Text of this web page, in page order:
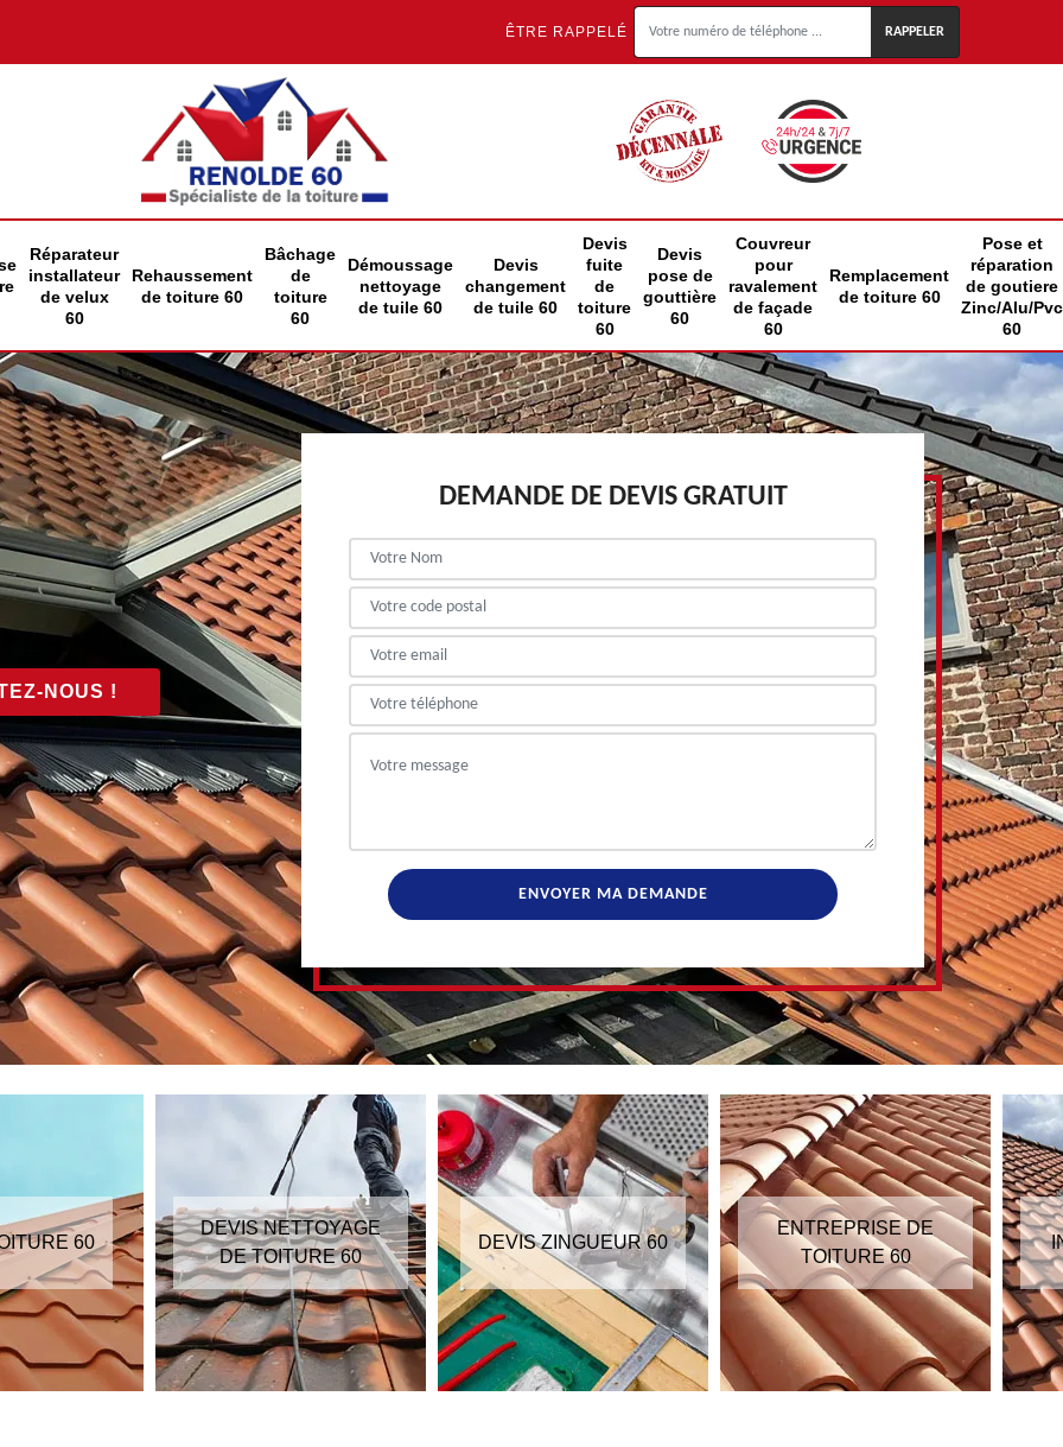
ÊTRE RAPPELÉ
Réparateur
installateur
de velux
60
Rehaussement
de toiture 60
Bâchage
de
toiture
60
Démoussage
nettoyage
de tuile 60
Devis
changement
de tuile 60
Devis
fuite
de
toiture
60
Devis
pose de
gouttière
60
Couvreur
pour
ravalement
de façade
60
Remplacement
de toiture 60
Pose et
réparation
de goutiere
Zinc/Alu/Pvc
60
NOUS !
DEMANDE DE DEVIS GRATUIT
60
DEVIS NETTOYAGE
DE TOITURE 60
DEVIS ZINGUEUR 60
ENTREPRISE DE
TOITURE 60